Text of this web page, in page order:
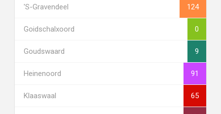
's-Gravendeel 124
Goidschalxoord 0
Goudswaard 9
Heinenoord 91
Klaaswaal 65